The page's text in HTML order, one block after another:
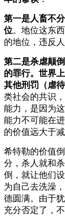
第一是人畜不
位。地位这东
的地位，违反
第二是杀虐颠
的罪行。世界
其他刑罚（虐
类社会的共识
能力，是因为
能力不可能在
的价值远大于
希特勒的价值
分，杀人就和
倒，就让他们
为自己去洗澡
德圆满。由于
充分否定了，